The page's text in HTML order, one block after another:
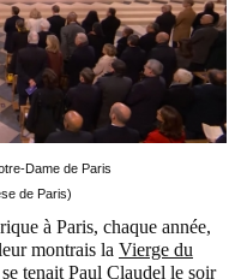
Dame de Paris
de Paris)
à Paris, chaque année,
montrais la Vierge du
tenait Paul Claudel le soir